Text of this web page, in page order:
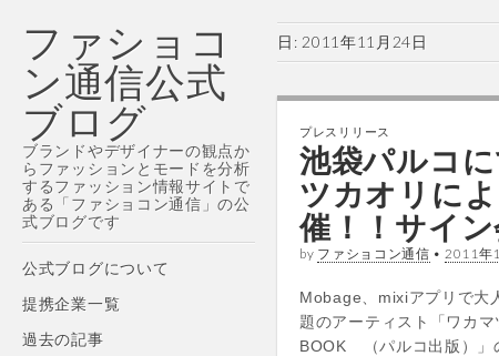
ファショコ
ン通信公式
ブログ
ブランドやデザイナーの観点か
らファッションとモードを分析
するファッション情報サイトで
ある「ファショコン通信」の公
式ブログです
Main
menu
Skip
content
公式ブログについて
提携企業一覧
過去の記事
日: 2011年11月24日
プレスリリース
池袋パルコ
ツカオリに
催！！サイ
by ファショコン通信 • 2011年
Mobage、mixiアプリで大
題のアーティスト「ワカ
BOOK （パルコ出版）」